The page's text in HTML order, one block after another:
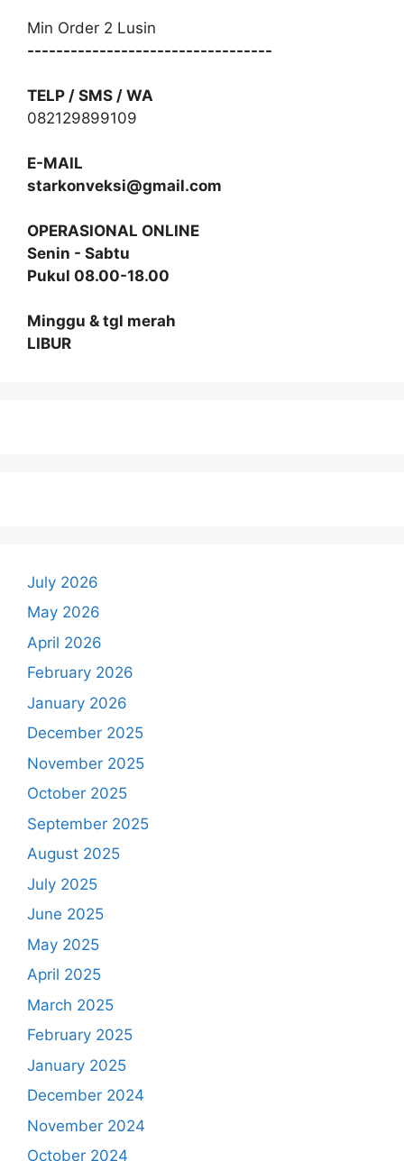
Min Order 2 Lusin
----------------------------------
TELP / SMS / WA
082129899109
E-MAIL
starkonveksi@gmail.com
OPERASIONAL ONLINE
Senin - Sabtu
Pukul 08.00-18.00
Minggu & tgl merah
LIBUR
July 2026
May 2026
April 2026
February 2026
January 2026
December 2025
November 2025
October 2025
September 2025
August 2025
July 2025
June 2025
May 2025
April 2025
March 2025
February 2025
January 2025
December 2024
November 2024
October 2024